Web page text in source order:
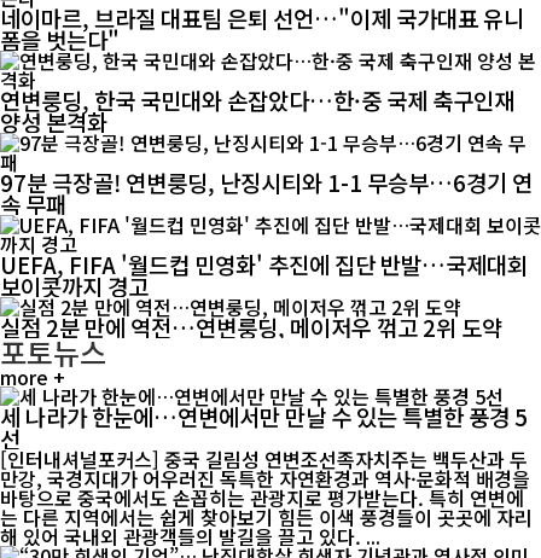
네이마르, 브라질 대표팀 은퇴 선언…"이제 국가대표 유니
폼을 벗는다"
연변룽딩, 한국 국민대와 손잡았다…한·중 국제 축구인재
양성 본격화
97분 극장골! 연변룽딩, 난징시티와 1-1 무승부…6경기 연
속 무패
UEFA, FIFA '월드컵 민영화' 추진에 집단 반발…국제대회
보이콧까지 경고
실점 2분 만에 역전…연변룽딩, 메이저우 꺾고 2위 도약
포토뉴스
more +
세 나라가 한눈에…연변에서만 만날 수 있는 특별한 풍경 5
선
[인터내셔널포커스] 중국 길림성 연변조선족자치주는 백두산과 두
만강, 국경지대가 어우러진 독특한 자연환경과 역사·문화적 배경을
바탕으로 중국에서도 손꼽히는 관광지로 평가받는다. 특히 연변에
는 다른 지역에서는 쉽게 찾아보기 힘든 이색 풍경들이 곳곳에 자리
해 있어 국내외 관광객들의 발길을 끌고 있다. ...